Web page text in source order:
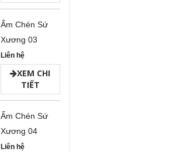
Ấm Chén Sứ
Xương 03
Liên hệ
XEM CHI
TIẾT
Ấm Chén Sứ
Xương 04
Liên hệ